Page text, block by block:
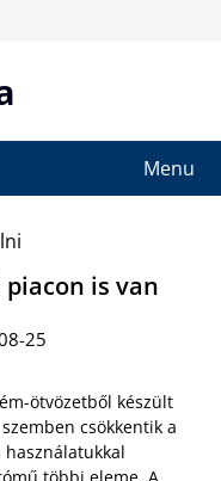
Menu
is van
25
ötvözetből készült
csökkentik a